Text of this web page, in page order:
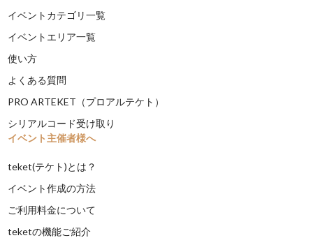
イベントカテゴリ一覧
イベントエリア一覧
使い方
よくある質問
PRO ARTEKET（プロアルテケト）
シリアルコード受け取り
イベント主催者様へ
teket(テケト)とは？
イベント作成の方法
ご利用料金について
teketの機能ご紹介